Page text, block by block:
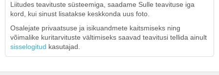
Liitudes teavituste süsteemiga, saadame Sulle teavituse iga
kord, kui sinust lisatakse keskkonda uus foto.
Osalejate privaatsuse ja isikuandmete kaitsmiseks ning
võimalike kuritarvituste vältimiseks saavad teavitusi tellida ainult
sisselogitud kasutajad.